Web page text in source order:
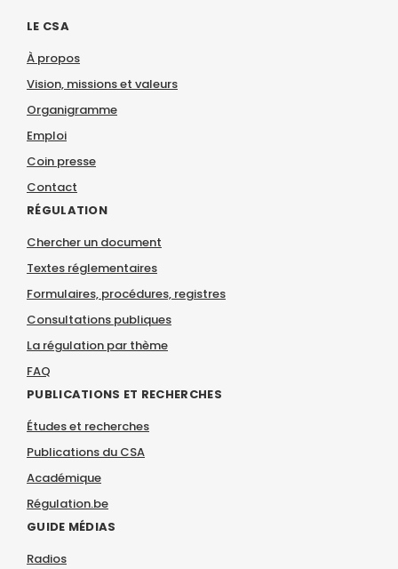
LE CSA
À propos
Vision, missions et valeurs
Organigramme
Emploi
Coin presse
Contact
RÉGULATION
Chercher un document
Textes réglementaires
Formulaires, procédures, registres
Consultations publiques
La régulation par thème
FAQ
PUBLICATIONS ET RECHERCHES
Études et recherches
Publications du CSA
Académique
Régulation.be
GUIDE MÉDIAS
Radios